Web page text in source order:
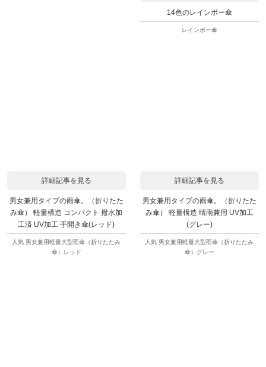
14色のレインボー傘
レインボー傘
詳細記事を見る
男女兼用タイプの雨傘。（折りたた
み傘） 軽量構造 コンパクト 撥水加
工済 UV加工 手開き傘(レッド)
人気 男女兼用軽量大型雨傘（折りたたみ
傘）レッド
詳細記事を見る
男女兼用タイプの雨傘。（折りたた
み傘） 軽量構造 晴雨兼用 UV加工
(グレー)
人気 男女兼用軽量大型雨傘（折りたたみ
傘）グレー